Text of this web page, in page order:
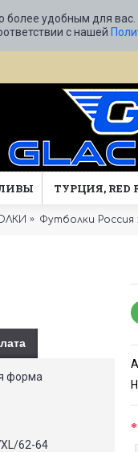
удобным для
с нашей
ТУРЦИЯ, RED
Футболки Россия
форма
62-64